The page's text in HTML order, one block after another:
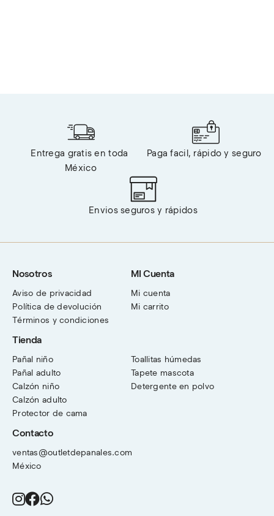
Entrega gratis en toda
México
Paga facil, rápido y seguro
Envios seguros y rápidos
Nosotros
Aviso de privacidad
Política de devolución
Términos y condiciones
MI Cuenta
Mi cuenta
Mi carrito
Tienda
Pañal niño
Pañal adulto
Calzón niño
Calzón adulto
Protector de cama
Toallitas húmedas
Tapete mascota
Detergente en polvo
Contacto
ventas@outletdepanales.com
México